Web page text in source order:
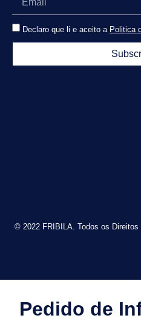
Declaro que li e aceito a Politica
© 2022 FRIBILA. Todos os Direitos
Pedido de